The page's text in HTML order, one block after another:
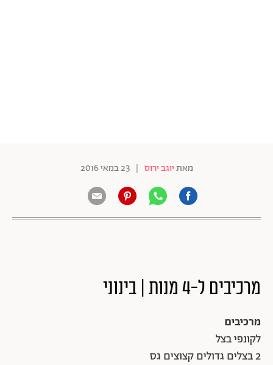
מאתיוגב ירוס | 23 במאי 2016
מרכיבים ל-4 מנות | בינוני
מרכיבים
לקונפי בצל
2 בצלים גדולים קצוצים גס